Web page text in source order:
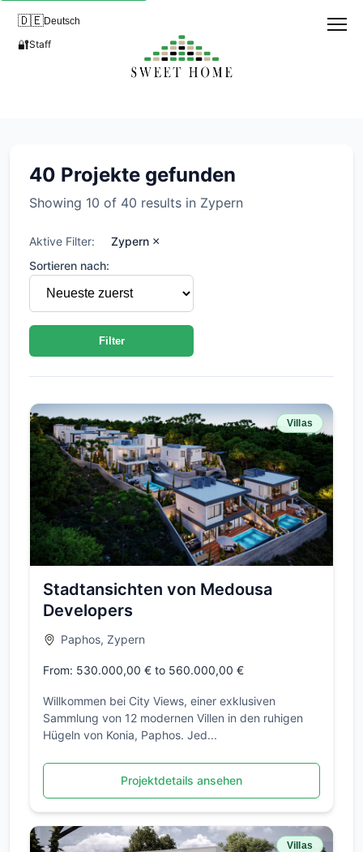
🇩🇪Deutsch
🔐Staff
40 Projekte gefunden
Showing 10 of 40 results in Zypern
Aktive Filter: Zypern ×
Sortieren nach:
Filter
Villas
Stadtansichten von Medousa
Developers
Paphos, Zypern
From: 530.000,00 € to 560.000,00 €
Willkommen bei City Views, einer exklusiven
Sammlung von 12 modernen Villen in den ruhigen
Hügeln von Konia, Paphos. Jed...
Projektdetails ansehen
Villas